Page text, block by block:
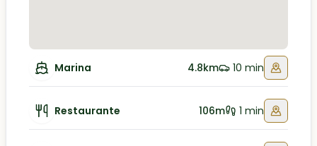
Marina 4.8km 10 min
Restaurante 106m 1 min